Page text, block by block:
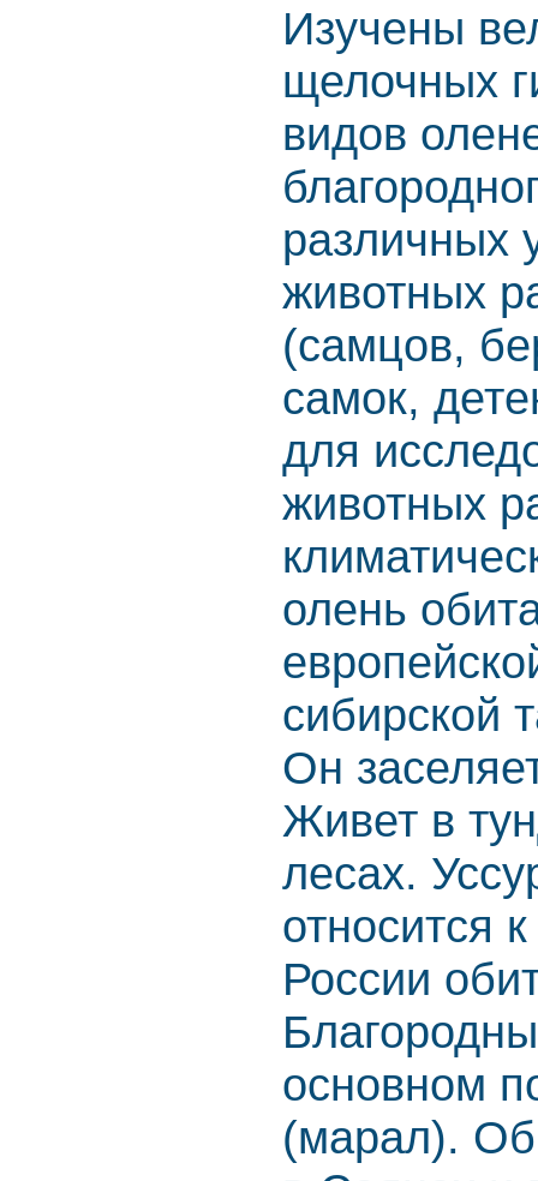
Изучены
щелочных
видов
различных
животных
(самцов,
самок,
для
животных
олень
сибирской
Он
Живет в
лесах.
относится
России
основном
(марал).